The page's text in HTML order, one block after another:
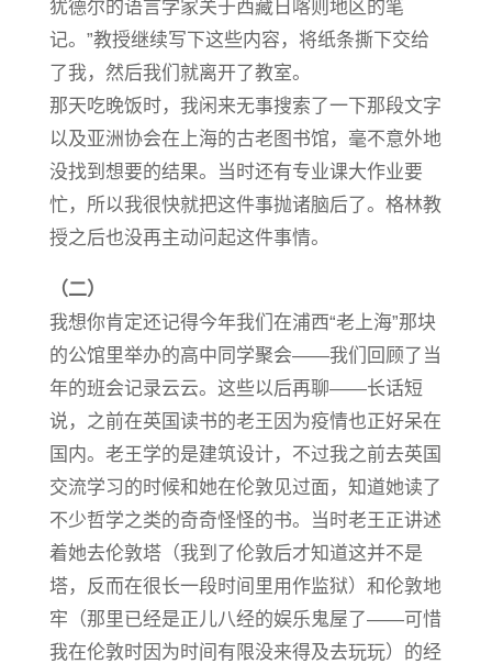
犹德尔的语言学家关于西藏日喀则地区的笔
记。”教授继续写下这些内容，将纸条撕下交给
了我，然后我们就离开了教室。
那天吃晚饭时，我闲来无事搜索了一下那段文字
以及亚洲协会在上海的古老图书馆，毫不意外地
没找到想要的结果。当时还有专业课大作业要
忙，所以我很快就把这件事抛诸脑后了。格林教
授之后也没再主动问起这件事情。
（二）
我想你肯定还记得今年我们在浦西“老上海”那块
的公馆里举办的高中同学聚会——我们回顾了当
年的班会记录云云。这些以后再聊——长话短
说，之前在英国读书的老王因为疫情也正好呆在
国内。老王学的是建筑设计，不过我之前去英国
交流学习的时候和她在伦敦见过面，知道她读了
不少哲学之类的奇奇怪怪的书。当时老王正讲述
着她去伦敦塔（我到了伦敦后才知道这并不是
塔，反而在很长一段时间里用作监狱）和伦敦地
牢（那里已经是正儿八经的娱乐鬼屋了——可惜
我在伦敦时因为时间有限没来得及去玩玩）的经